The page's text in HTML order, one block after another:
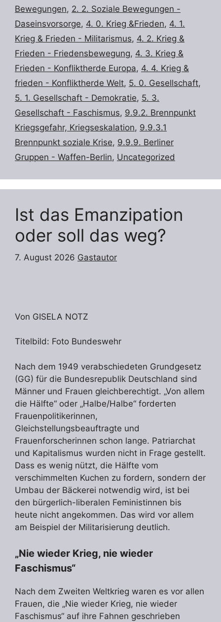
Bewegungen, 2. 2. Soziale Bewegungen -
Daseinsvorsorge, 4. 0. Krieg &Frieden, 4. 1.
Krieg & Frieden - Militarismus, 4. 2. Krieg &
Frieden - Friedensbewegung, 4. 3. Krieg &
Frieden - Konfliktherde Europa, 4. 4. Krieg &
frieden - Konfliktherde Welt, 5. 0. Gesellschaft,
5. 1. Gesellschaft - Demokratie, 5. 3.
Gesellschaft - Faschismus, 9.9.2. Brennpunkt
Kriegsgefahr, Kriegseskalation, 9.9.3.1
Brennpunkt soziale Krise, 9.9.9. Berliner
Gruppen - Waffen-Berlin, Uncategorized
Ist das Emanzipation
oder soll das weg?
7. August 2026 Gastautor
Von GISELA NOTZ
Titelbild: Foto Bundeswehr
Nach dem 1949 verabschiedeten Grundgesetz
(GG) für die Bundesrepublik Deutschland sind
Männer und Frauen gleichberechtigt. „Von allem
die Hälfte“ oder „Halbe/Halbe“ forderten
Frauenpolitikerinnen,
Gleichstellungsbeauftragte und
Frauenforscherinnen schon lange. Patriarchat
und Kapitalismus wurden nicht in Frage gestellt.
Dass es wenig nützt, die Hälfte vom
verschimmelten Kuchen zu fordern, sondern der
Umbau der Bäckerei notwendig wird, ist bei
den bürgerlich-liberalen Feministinnen bis
heute nicht angekommen. Das wird vor allem
am Beispiel der Militarisierung deutlich.
„Nie wieder Krieg, nie wieder
Faschismus“
Nach dem Zweiten Weltkrieg waren es vor allen
Frauen, die „Nie wieder Krieg, nie wieder
Faschismus“ auf ihre Fahnen geschrieben